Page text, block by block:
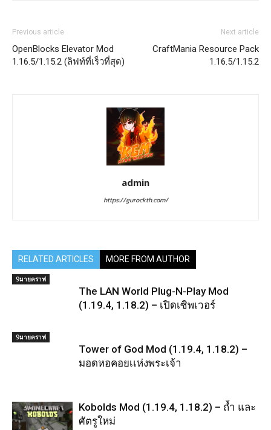
Previous article
OpenBlocks Elevator Mod
1.16.5/1.15.2 (ลิฟท์ที่เร็วที่สุด)
Next article
CraftMania Resource Pack
1.16.5/1.15.2
admin
https://gurockth.com/
RELATED ARTICLES MORE FROM AUTHOR
9มายคราฟ
The LAN World Plug-N-Play Mod
(1.19.4, 1.18.2) – เปิดเซิพเวอร์
9มายคราฟ
Tower of God Mod (1.19.4, 1.18.2) –
มอดหอคอยเเห่งพระเจ้า
Kobolds Mod (1.19.4, 1.18.2) – ถ้ำ และ
ศัตรูใหม่